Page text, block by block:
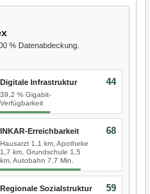
% Datenabdeckung.
Digitale Infrastruktur
39,2 % Gigabit-
Verfügbarkeit
44
INKAR-Erreichbarkeit
Hausarzt 1,1 km, Apotheke
1,7 km, Grundschule 1,5
km, Autobahn 7,7 Min.
68
Regionale Sozialstruktur 59